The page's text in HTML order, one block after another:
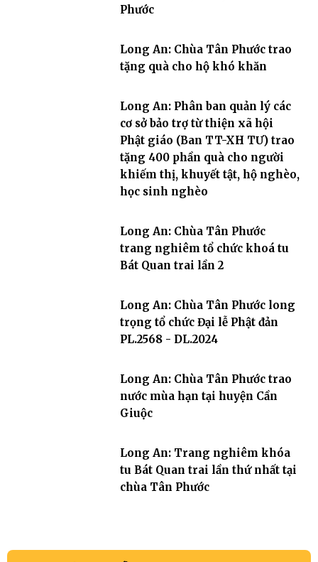
Phước
Long An: Chùa Tân Phước trao
tặng quà cho hộ khó khăn
Long An: Phân ban quản lý các
cơ sở bảo trợ từ thiện xã hội
Phật giáo (Ban TT-XH TƯ) trao
tặng 400 phần quà cho người
khiếm thị, khuyết tật, hộ nghèo,
học sinh nghèo
Long An: Chùa Tân Phước
trang nghiêm tổ chức khoá tu
Bát Quan trai lần 2
Long An: Chùa Tân Phước long
trọng tổ chức Đại lễ Phật đản
PL.2568 - DL.2024
Long An: Chùa Tân Phước trao
nước mùa hạn tại huyện Cần
Giuộc
Long An: Trang nghiêm khóa
tu Bát Quan trai lần thứ nhất tại
chùa Tân Phước